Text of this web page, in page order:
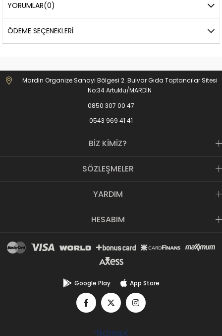
YORUMLAR(0)
ÖDEME SEÇENEKLERI
Mardin Organize Sanayi Bölgesi 2. Bulvar Gıda Toptancılar Sitesi
No:34 Artuklu/MARDİN
0850 307 00 47
0543 969 41 41
BİZ KİMİZ?
SÖZLEŞMELER
YARDIM
HESABIM
Google Play App Store